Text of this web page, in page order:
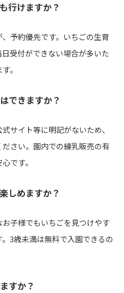
行けますか？
予約優先です。いちごの生育
受付ができない場合が多いた
。
できますか？
サイト等に明記がないため、
さい。園内での練乳販売の有
です。
しめますか？
子様でもいちごを見つけやす
3歳未満は無料で入園できるの
すか？